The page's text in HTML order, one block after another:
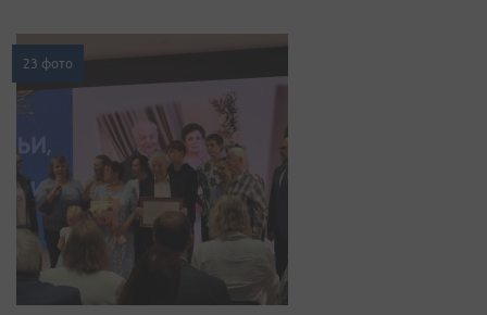
23 фото